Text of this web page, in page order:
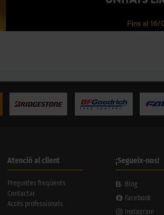
Atenció al client
Preguntes freqüents
Contactar
Accés professionals
¡Segueix-nos!
Blog
Facebook
Instagram